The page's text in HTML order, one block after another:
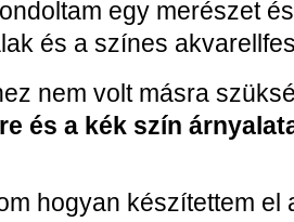
egy merészet
és a színes
nem volt másra
és a kék szín
hogyan készítettem el